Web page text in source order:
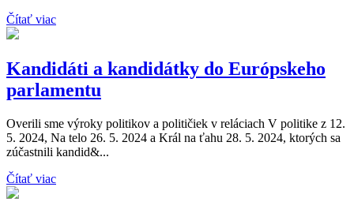
Čítať viac
Kandidáti a kandidátky do Európskeho
parlamentu
Overili sme výroky politikov a političiek v reláciach V politike z 12.
5. 2024, Na telo 26. 5. 2024 a Král na ťahu 28. 5. 2024, ktorých sa
zúčastnili kandid&...
Čítať viac